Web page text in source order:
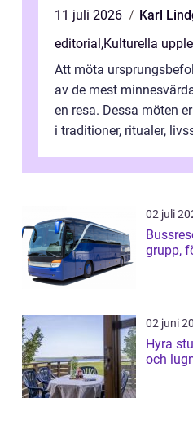
11 juli 2026
Karl
editorial ,Kulturella
Att möta
av de mest
en resa. Dessa möten
i traditioner, ritualer,
02 juli
Bussresor
grupp,
02 juni
Hyra stuga
och